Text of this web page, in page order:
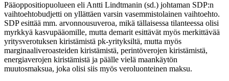
Pääoppositiopuolueen eli Antti Lindtmanin (sd.) johtaman SDP:n
vaihtoehtobudjetti on yllättäen varsin vasemmistolainen vaihtoehto.
SDP esittää mm. arvonnousuveroa, mikä tällaisessa tilanteessa olisi
myrkkyä kasvupääomille, mutta demarit esittävät myös merkittävää
yritysverotuksen kiristämistä pk-yrityksiltä, mutta myös
marginaaliveroasteiden kiristämistä, perintöverojen kiristämistä,
energiaverojen kiristämistä ja päälle vielä maankäytön
muutosmaksua, joka olisi siis myös veroluonteinen maksu.